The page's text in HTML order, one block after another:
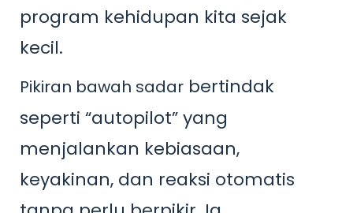
program kehidupan kita sejak
kecil.
Pikiran bawah sadar bertindak
seperti “autopilot” yang
menjalankan kebiasaan,
keyakinan, dan reaksi otomatis